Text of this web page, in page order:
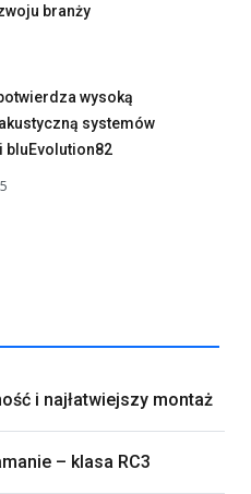
branży
wysoką
systemów
bluEvolution82
i najłatwiejszy montaż
– klasa RC3